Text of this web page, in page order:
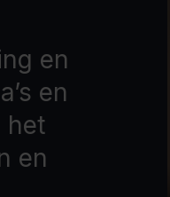
en
en
het
en